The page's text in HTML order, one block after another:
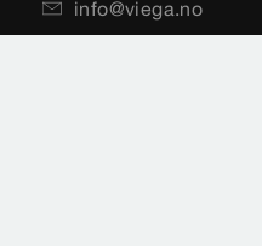
info@viega.no